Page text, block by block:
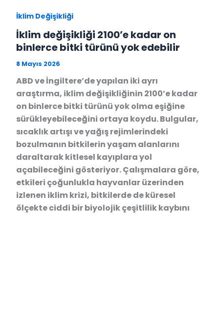
İklim Değişikliği
İklim değişikliği 2100’e kadar on
binlerce bitki türünü yok edebilir
8 Mayıs 2026
ABD ve İngiltere’de yapılan iki ayrı
araştırma, iklim değişikliğinin 2100’e kadar
on binlerce bitki türünü yok olma eşiğine
sürükleyebileceğini ortaya koydu. Bulgular,
sıcaklık artışı ve yağış rejimlerindeki
bozulmanın bitkilerin yaşam alanlarını
daraltarak kitlesel kayıplara yol
açabileceğini gösteriyor. Çalışmalara göre,
etkileri çoğunlukla hayvanlar üzerinden
izlenen iklim krizi, bitkilerde de küresel
ölçekte ciddi bir biyolojik çeşitlilik kaybını